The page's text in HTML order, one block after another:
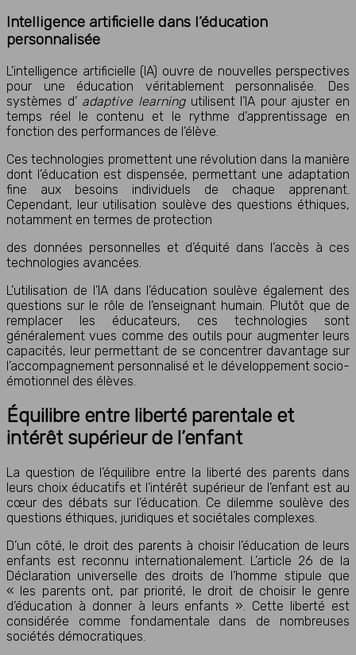
Intelligence artificielle dans l’éducation
personnalisée
L’intelligence artificielle (IA) ouvre de nouvelles perspectives
pour une éducation véritablement personnalisée. Des
systèmes d’ adaptive learning utilisent l’IA pour ajuster en
temps réel le contenu et le rythme d’apprentissage en
fonction des performances de l’élève.
Ces technologies promettent une révolution dans la manière
dont l’éducation est dispensée, permettant une adaptation
fine aux besoins individuels de chaque apprenant.
Cependant, leur utilisation soulève des questions éthiques,
notamment en termes de protection
des données personnelles et d’équité dans l’accès à ces
technologies avancées.
L’utilisation de l’IA dans l’éducation soulève également des
questions sur le rôle de l’enseignant humain. Plutôt que de
remplacer les éducateurs, ces technologies sont
généralement vues comme des outils pour augmenter leurs
capacités, leur permettant de se concentrer davantage sur
l’accompagnement personnalisé et le développement socio-
émotionnel des élèves.
Équilibre entre liberté parentale et
intérêt supérieur de l’enfant
La question de l’équilibre entre la liberté des parents dans
leurs choix éducatifs et l’intérêt supérieur de l’enfant est au
cœur des débats sur l’éducation. Ce dilemme soulève des
questions éthiques, juridiques et sociétales complexes.
D’un côté, le droit des parents à choisir l’éducation de leurs
enfants est reconnu internationalement. L’article 26 de la
Déclaration universelle des droits de l’homme stipule que
« les parents ont, par priorité, le droit de choisir le genre
d’éducation à donner à leurs enfants ». Cette liberté est
considérée comme fondamentale dans de nombreuses
sociétés démocratiques.